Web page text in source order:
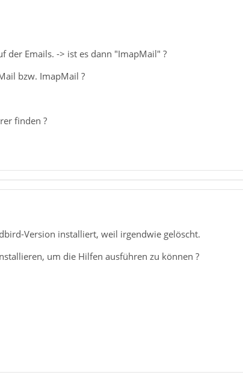
der Emails. -> ist es dann "ImapMail" ?
bzw. ImapMail ?
finden ?
Version installiert, weil irgendwie gelöscht.
um die Hilfen ausführen zu können ?